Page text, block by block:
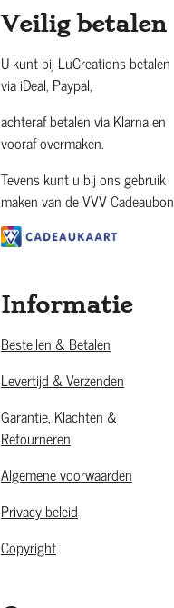
Veilig betalen
U kunt bij LuCreations betalen
via iDeal, Paypal,
achteraf betalen via Klarna en
vooraf overmaken.
Tevens kunt u bij ons gebruik
maken van de VVV Cadeaubon
Informatie
Bestellen & Betalen
Levertijd & Verzenden
Garantie, Klachten &
Retourneren
Algemene voorwaarden
Privacy beleid
Copyright